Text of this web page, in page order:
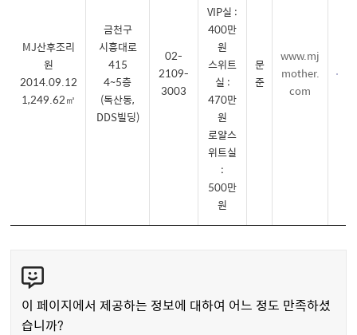
MJ산후조리
원
2014.09.12
1,249.62㎡
금천구
시흥대로
415
4~5층
(독산동,
DDS빌딩)
02-
2109-
3003
VIP실 :
400만
원
스위트
실 :
470만
원
로얄스
위트실
:
500만
원
문
준
www.mj
mother.
com
텐
츠
만
이 페이지에서 제공하는 정보에 대하여 어느 정도 만족하셨
습니까?